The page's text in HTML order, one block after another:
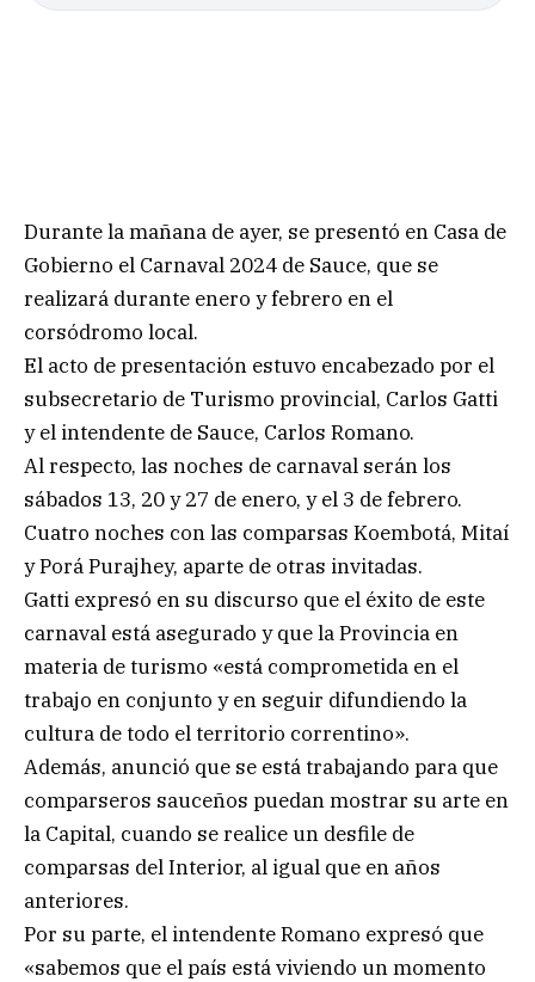
Durante la mañana de ayer, se presentó en Casa de
Gobierno el Carnaval 2024 de Sauce, que se
realizará durante enero y febrero en el
corsódromo local.
El acto de presentación estuvo encabezado por el
subsecretario de Turismo provincial, Carlos Gatti
y el intendente de Sauce, Carlos Romano.
Al respecto, las noches de carnaval serán los
sábados 13, 20 y 27 de enero, y el 3 de febrero.
Cuatro noches con las comparsas Koembotá, Mitaí
y Porá Purajhey, aparte de otras invitadas.
Gatti expresó en su discurso que el éxito de este
carnaval está asegurado y que la Provincia en
materia de turismo «está comprometida en el
trabajo en conjunto y en seguir difundiendo la
cultura de todo el territorio correntino».
Además, anunció que se está trabajando para que
comparseros sauceños puedan mostrar su arte en
la Capital, cuando se realice un desfile de
comparsas del Interior, al igual que en años
anteriores.
Por su parte, el intendente Romano expresó que
«sabemos que el país está viviendo un momento